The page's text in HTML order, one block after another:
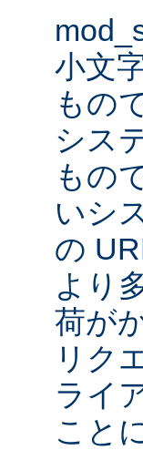
小文
もの
シス
もの
いシ
の
より
荷が
リク
ライ
こと